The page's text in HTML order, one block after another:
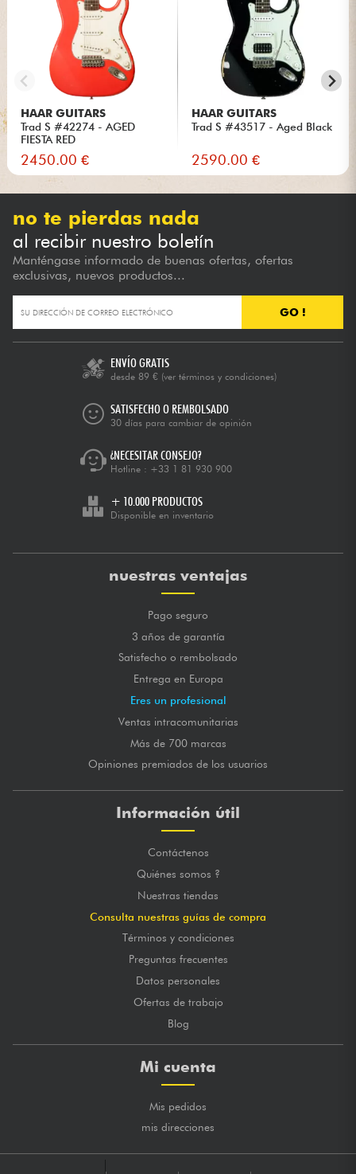
HAAR GUITARS
Trad S #42274 - AGED
FIESTA RED
2450.00 €
HAAR GUITARS
Trad S #43517 - Aged Black
2590.00 €
no te pierdas nada
al recibir nuestro boletín
Manténgase informado de buenas ofertas, ofertas
exclusivas, nuevos productos...
GO !
ENVÍO GRATIS
desde 89 € (ver términos y condiciones)
SATISFECHO O REMBOLSADO
30 días para cambiar de opinión
¿NECESITAR CONSEJO?
Hotline : +33 1 81 930 900
+ 10.000 PRODUCTOS
Disponible en inventario
nuestras ventajas
Pago seguro
3 años de garantía
Satisfecho o rembolsado
Entrega en Europa
Eres un profesional
Ventas intracomunitarias
Más de 700 marcas
Opiniones premiados de los usuarios
Información útil
Contáctenos
Quiénes somos ?
Nuestras tiendas
Consulta nuestras guías de compra
Términos y condiciones
Preguntas frecuentes
Datos personales
Ofertas de trabajo
Blog
Mi cuenta
Mis pedidos
mis direcciones